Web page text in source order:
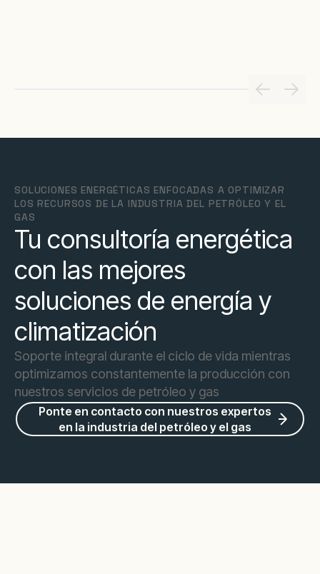
SOLUCIONES ENERGÉTICAS ENFOCADAS A OPTIMIZAR
LOS RECURSOS DE LA INDUSTRIA DEL PETRÓLEO Y EL
GAS
Tu consultoría energética
con las mejores
soluciones de energía y
climatización
Soporte integral durante el ciclo de vida mientras
optimizamos constantemente la producción con
nuestros servicios de petróleo y gas
Ponte en contacto con nuestros expertos
en la industria del petróleo y el gas